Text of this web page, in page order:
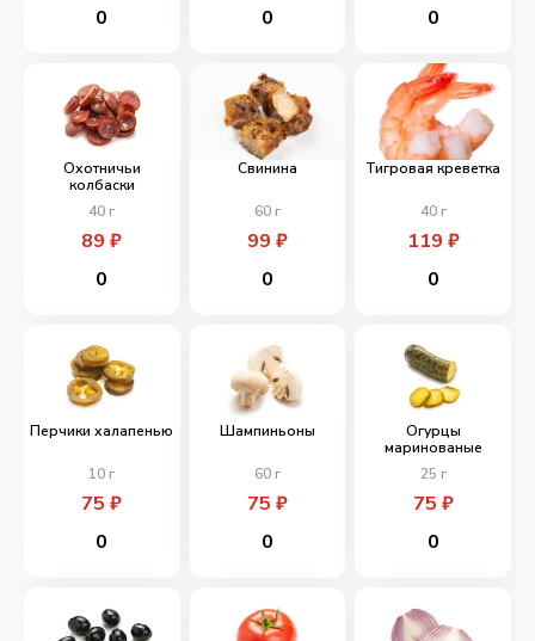
0
0
0
Охотничьи
колбаски
40 г
89₽
0
Свинина
60г
99 ₽
0
Тигровая креветка
40г
119 ₽
0
Перчики халапенью
10 г
75₽
0
Шампиньоны
60г
75 ₽
0
Огурцы
маринованые
25 г
75 ₽
0